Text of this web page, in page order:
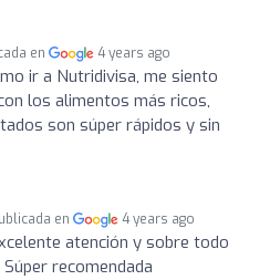
en 4 years ago
ir a Nutridivisa, me siento
los alimentos más ricos,
son súper rápidos y sin
en 4 years ago
atención y sobre todo
recomendada